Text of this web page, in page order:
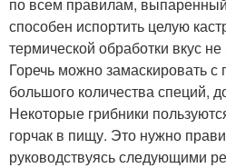
способен испортить целую
термической обработки вкус
Горечь можно замаскировать
большого количества специй,
Некоторые грибники
горчак в пищу. Это нужно
руководствуясь следующими